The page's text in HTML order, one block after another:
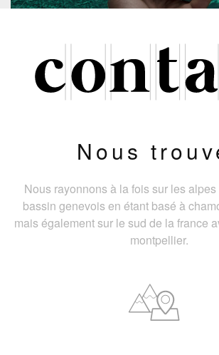
Nous
Nous rayonnons à la fois sur les
bassin genevois en étant basé à
mais également sur le sud de la france
montpellier.